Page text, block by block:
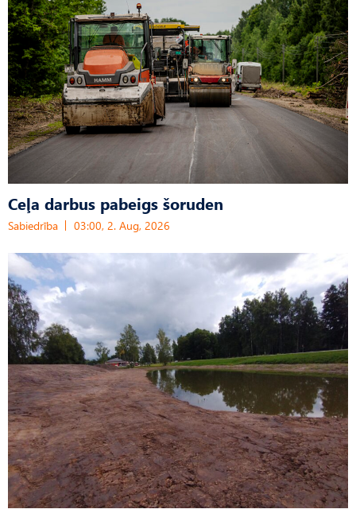
Ceļa darbus pabeigs šoruden
Sabiedrība 03:00, 2. Aug, 2026